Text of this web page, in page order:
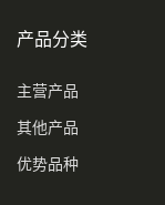
产品分类
主营产品
其他产品
优势品种